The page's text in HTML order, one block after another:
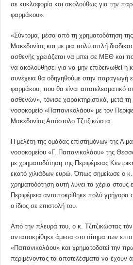
σε κυκλοφορία και ακολούθως για την
φαρμάκου».
«Σύντομα, μέσα από τη χρηματοδότηση της
Μακεδονίας και με μια πολύ απλή
ασθενής χρειάζεται να μπει σε ΜΕΘ και
να ακολουθήσει για να μην επιδεινωθεί η
συνέχεια θα οδηγηθούμε στην παραγωγή
φαρμάκου, που θα είναι αποτελεσματικό
ασθενών», τόνισε χαρακτηριστικά, μετά
νοσοκομείο «Παπανικολάου» με τον
Μακεδονίας Απόστολο Τζιτζικώστα.
Η μελέτη της ομάδας επιστημόνων της
νοσοκομείου «Γ. Παπανικολάου» της
με χρηματοδότηση της Περιφέρειας
εκατό χιλιάδων ευρώ. Όπως σημείωσε ο
χρηματοδότηση αυτή λύνει τα χέρια στους
Περιφέρεια ανταποκρίθηκε πολύ γρήγορα
ο ίδιος σε επιστολή του.
Από την πλευρά του, ο κ. Τζιτζικώστας
ανταποκρίθηκε άμεσα στο αίτημα των
«Παπανικολάου» και χρηματοδοτεί την
περιμένοντας τα αποτελέσματα να έχουν